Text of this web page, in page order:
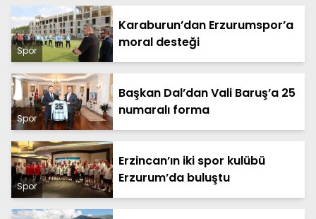
Spor
Karaburun’dan Erzurumspor’a
moral desteği
Spor
Başkan Dal’dan Vali Baruş’a 25
numaralı forma
Spor
Erzincan’ın iki spor kulübü
Erzurum’da buluştu